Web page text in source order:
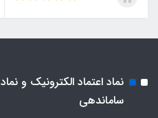
نماد اعتماد الکترونیک و نماد
ساماندهی